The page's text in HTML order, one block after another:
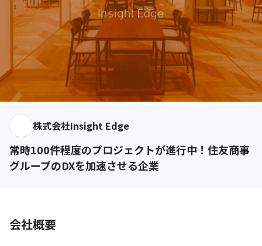
株式会社Insight Edge
常時100件程度のプロジェクトが進行中！住友商事
グループのDXを加速させる企業
会社概要